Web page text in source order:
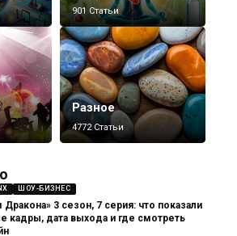
901 Статьи
Разное
4772 Статьи
ШОУ-БИЗНЕС
3 сезон, 7 серия: что показали
кадры, дата выхода и где смотреть